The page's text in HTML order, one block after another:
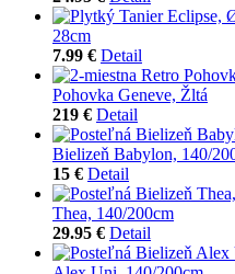
28cm
7.99 € Detail
Pohovka Geneve, Žltá
219 € Detail
Bielizeň Babylon, 140/
15 € Detail
Thea, 140/200cm
29.95 € Detail